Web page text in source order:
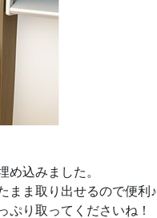
め込みました。
まま取り出せるので便利♪
ぷり取ってくださいね！